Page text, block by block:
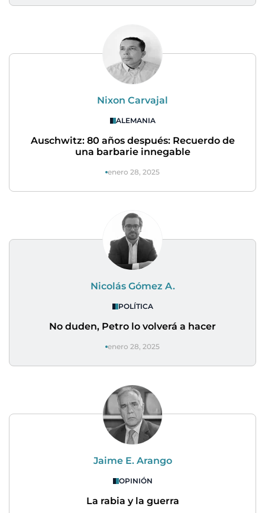
Nixon Carvajal
ALEMANIA
Auschwitz: 80 años después: Recuerdo de
una barbarie innegable
enero 28, 2025
Nicolás Gómez A.
POLÍTICA
No duden, Petro lo volverá a hacer
enero 28, 2025
Jaime E. Arango
OPINIÓN
La rabia y la guerra